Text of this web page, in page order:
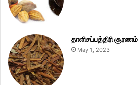
தாளிசப்பத்திரி சூரணம்
May 1, 2023